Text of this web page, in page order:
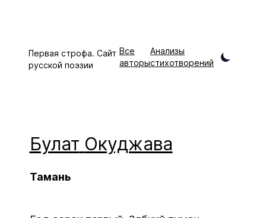
Первая строфа. Сайт
русской поэзии
Все
авторы
Анализы
стихотворений
Булат Окуджава
Тамань